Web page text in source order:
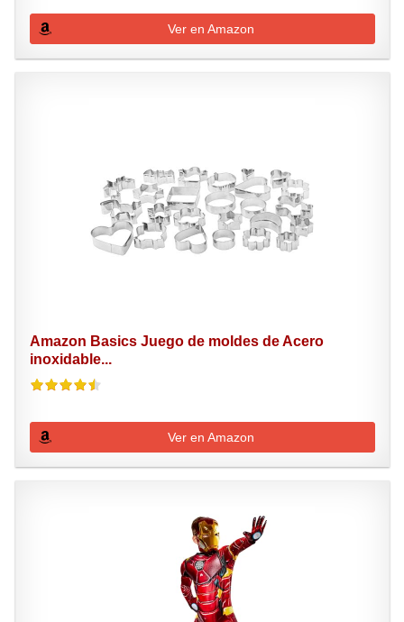
Ver en Amazon
Amazon Basics Juego de moldes de Acero
inoxidable...
Ver en Amazon